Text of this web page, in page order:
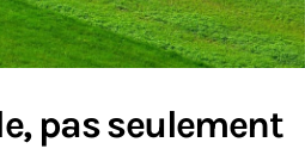
pas seulement